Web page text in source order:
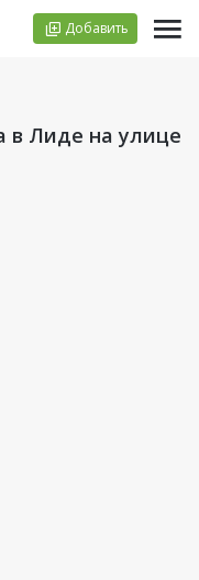
Добавить
в Лиде на улице